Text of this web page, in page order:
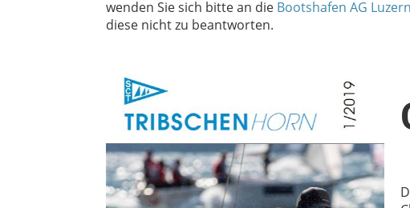
wenden Sie sich bitte an die Bootshafen AG Luzern
diese nicht zu beantworten.